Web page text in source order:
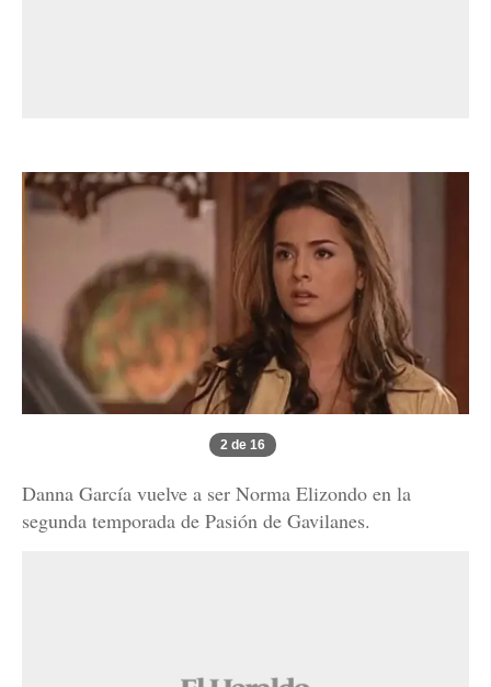
2 de 16
Danna García vuelve a ser Norma Elizondo en la
segunda temporada de Pasión de Gavilanes.